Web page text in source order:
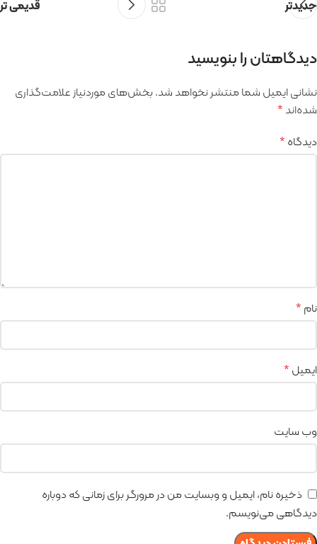
جدیدتر قدیمی تر
دیدگاهتان را بنویسید
نشانی ایمیل شما منتشر نخواهد شد.بخش‌های موردنیاز علامت‌گذاری
شده‌اند*
دیدگاه*
نام*
ایمیل*
وب‌ سایت
ذخیره نام، ایمیل و وبسایت من در مرورگر برای زمانی که دوباره
دیدگاهی می‌نویسم.